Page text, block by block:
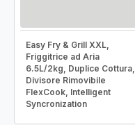
Easy Fry & Grill XXL,
Friggitrice ad Aria
6.5L/2kg, Duplice Cottura,
Divisore Rimovibile
FlexCook, Intelligent
Syncronization